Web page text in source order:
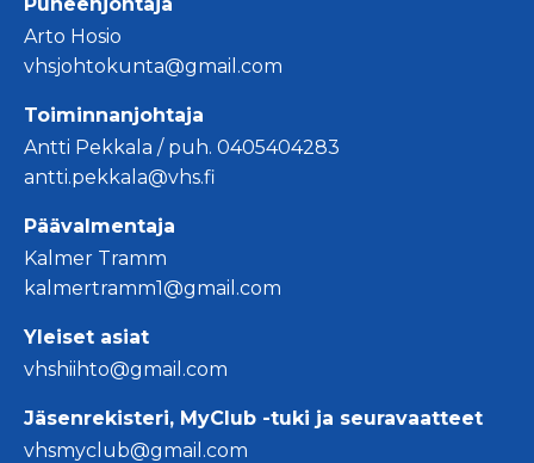
Arto Hosio
vhsjohtokunta@gmail.com
Toiminnanjohtaja
Antti Pekkala / puh. 0405404283
antti.pekkala@vhs.fi
Päävalmentaja
Kalmer Tramm
kalmertramm1@gmail.com
Yleiset asiat
vhshiihto@gmail.com
Jäsenrekisteri, MyClub -tuki ja seuravaatteet
vhsmyclub@gmail.com